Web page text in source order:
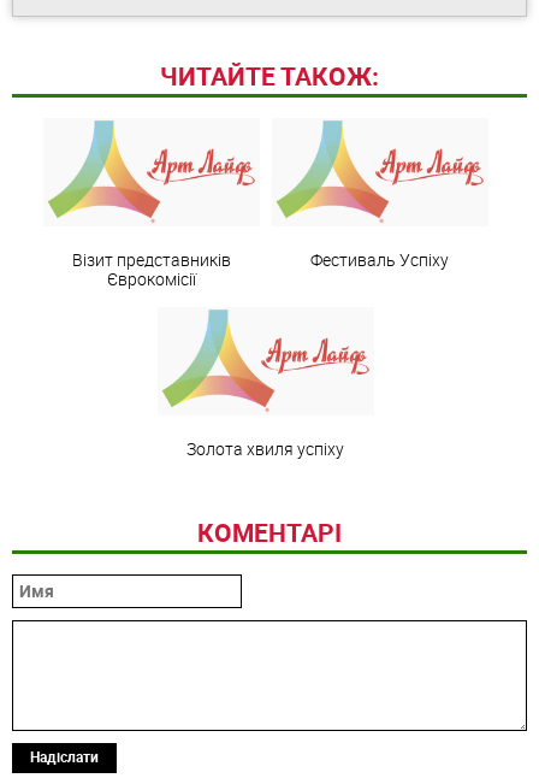
ЧИТАЙТЕ ТАКОЖ:
Візит представників
Єврокомісії
Фестиваль Успіху
Золота хвиля успіху
КОМЕНТАРІ
Надіслати